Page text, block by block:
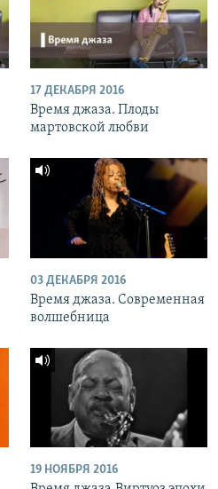
17 ДЕКАБРЯ 2016
Время джаза. Плоды
мартовской любви
03 ДЕКАБРЯ 2016
Время джаза. Современная
волшебница
19 НОЯБРЯ 2016